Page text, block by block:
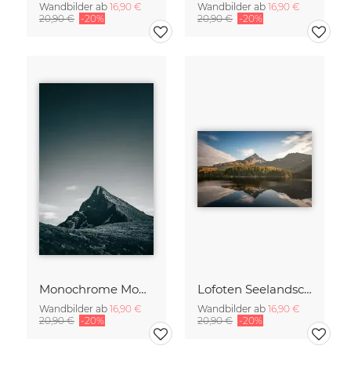
Wandbilder ab 16,90 €
20,90 € -20%
Wandbilder ab 16,90 €
20,90 € -20%
Monochrome Mountain
Wandbilder ab 16,90 €
20,90 € -20%
Lofoten Seelandschaft
Wandbilder ab 16,90 €
20,90 € -20%